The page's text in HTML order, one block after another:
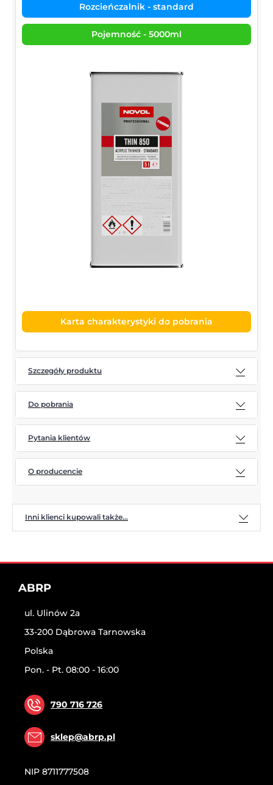
Rozcieńczalnik - standard
Pojemność - 5000ml
Karta charakterystyki do pobrania
Szczegóły produktu
Do pobrania
Pytania klientów
O producencie
Inni klienci kupowali także...
ABRP
ul. Ulinów 2a
33-200 Dąbrowa Tarnowska
Polska
Pon. - Pt. 08:00 - 16:00
790 716 726
sklep@abrp.pl
NIP 8711777508